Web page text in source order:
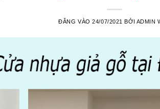
ĐĂNG VÀO24/07/2021 BỞI ADMIN